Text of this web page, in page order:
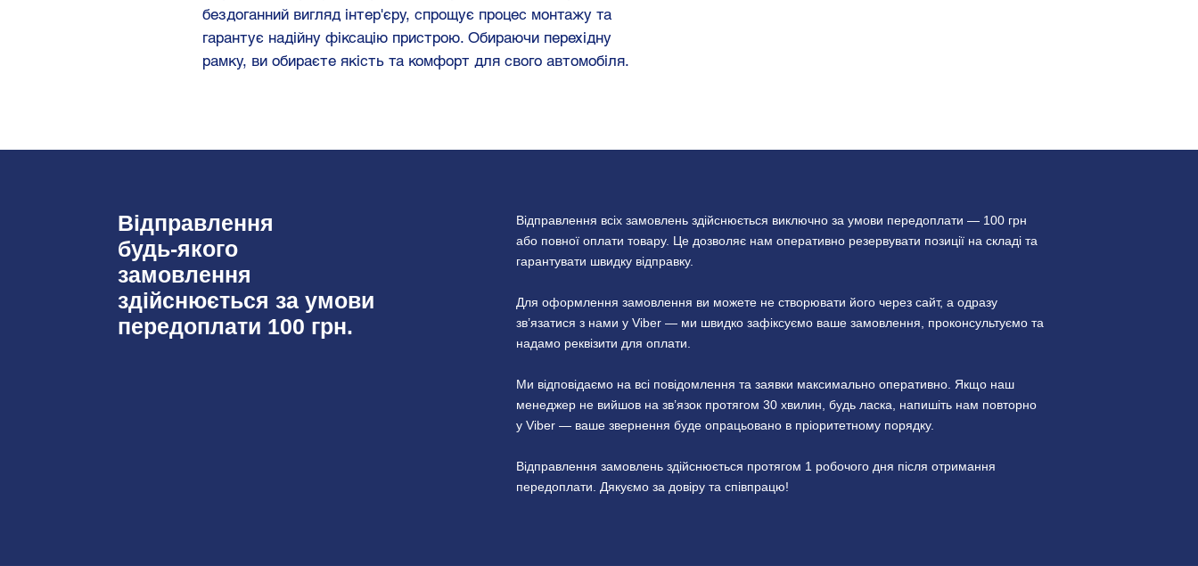
бездоганний вигляд інтер'єру, спрощує процес монтажу та
гарантує надійну фіксацію пристрою. Обираючи перехідну
рамку, ви обираєте якість та комфорт для свого автомобіля.
Відправлення
будь-якого
замовлення
здійснюється за умови
передоплати 100 грн.
Відправлення всіх замовлень здійснюється виключно за умови передоплати — 100 грн
або повної оплати товару. Це дозволяє нам оперативно резервувати позиції на складі та
гарантувати швидку відправку.
Для оформлення замовлення ви можете не створювати його через сайт, а одразу
зв’язатися з нами у Viber — ми швидко зафіксуємо ваше замовлення, проконсультуємо та
надамо реквізити для оплати.
Ми відповідаємо на всі повідомлення та заявки максимально оперативно. Якщо наш
менеджер не вийшов на зв’язок протягом 30 хвилин, будь ласка, напишіть нам повторно
у Viber — ваше звернення буде опрацьовано в пріоритетному порядку.
Відправлення замовлень здійснюється протягом 1 робочого дня після отримання
передоплати. Дякуємо за довіру та співпрацю!